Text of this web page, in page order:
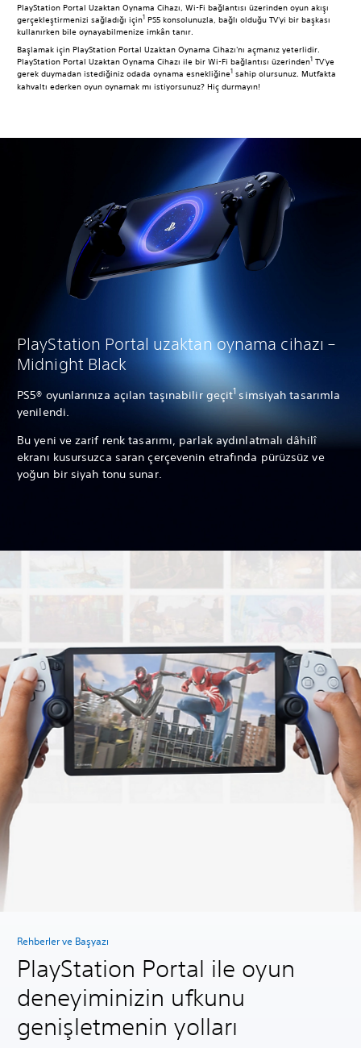
PlayStation Portal Uzaktan Oynama Cihazı, Wi-Fi bağlantısı üzerinden oyun akışı
gerçekleştirmenizi sağladığı için1 PS5 konsolunuzla, bağlı olduğu TV'yi bir başkası
kullanırken bile oynayabilmenize imkân tanır.
Başlamak için PlayStation Portal Uzaktan Oynama Cihazı'nı açmanız yeterlidir.
PlayStation Portal Uzaktan Oynama Cihazı ile bir Wi-Fi bağlantısı üzerinden1 TV'ye
gerek duymadan istediğiniz odada oynama esnekliğine1 sahip olursunuz. Mutfakta
kahvaltı ederken oyun oynamak mı istiyorsunuz? Hiç durmayın!
PlayStation Portal uzaktan oynama cihazı –
Midnight Black
PS5® oyunlarınıza açılan taşınabilir geçit1 simsiyah tasarımla
yenilendi.
Bu yeni ve zarif renk tasarımı, parlak aydınlatmalı dâhilî
ekranı kusursuzca saran çerçevenin etrafında pürüzsüz ve
yoğun bir siyah tonu sunar.
Rehberler ve Başyazı
PlayStation Portal ile oyun
deneyiminizin ufkunu
genişletmenin yolları